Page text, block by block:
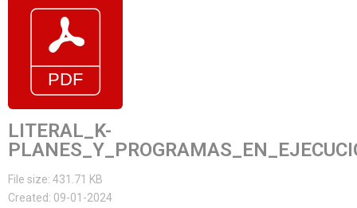
LITERAL_K-
File size: 431.71 KB
Created: 09-01-2024